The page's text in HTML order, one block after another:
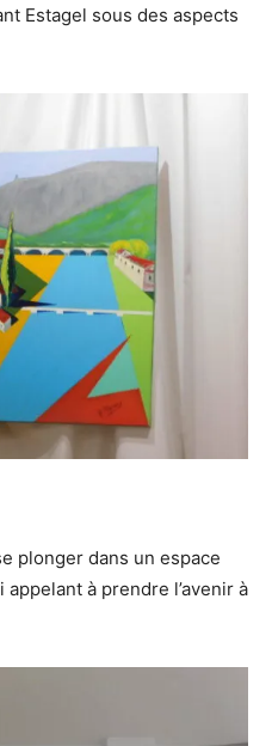
Estagel sous des aspects
plonger dans un espace
à prendre l’avenir à